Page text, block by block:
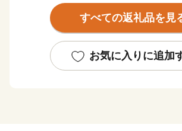
ある宇宙航空研究開発機構（JAXA）の
あり、悠久の歴史と最新技術のコント
とから、市の真ん中に位置する台山公
ト実物大模型があり、その横にあるス
すべての返礼品を見
お気に入りに追加